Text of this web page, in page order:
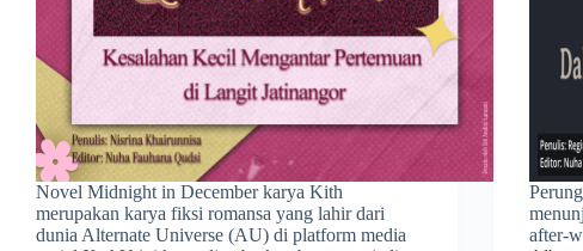
Novel Midnight in December karya Kith
merupakan karya fiksi romansa yang lahir dari
dunia Alternate Universe (AU) di platform media
after-